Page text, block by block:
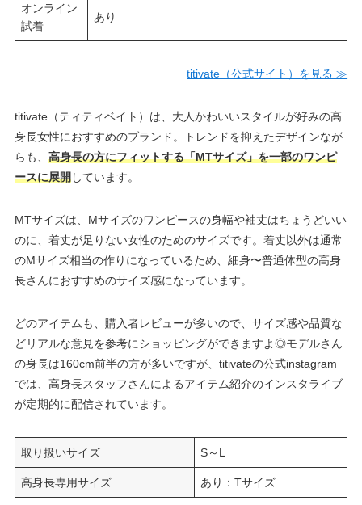
オンライン
試着
あり
titivate（公式サイト）を見る ≫
titivate（ティティベイト）は、大人かわいいスタイルが好みの高
身長女性におすすめのブランド。トレンドを抑えたデザインなが
らも、 高身長の方にフィットする「MTサイズ」を一部のワンピ
ースに展開しています。
MTサイズは、Mサイズのワンピースの身幅や袖丈はちょうどいい
のに、着丈が足りない女性のためのサイズです。着丈以外は通常
のMサイズ相当の作りになっているため、細身〜普通体型の高身
長さんにおすすめのサイズ感になっています。
どのアイテムも、購入者レビューが多いので、サイズ感や品質な
どリアルな意見を参考にショッピングができますよ◎モデルさん
の身長は160cm前半の方が多いですが、titivateの公式instagram
では、高身長スタッフさんによるアイテム紹介のインスタライブ
が定期的に配信されています。
取り扱いサイズ S～L
高身長専用サイズ あり：Tサイズ